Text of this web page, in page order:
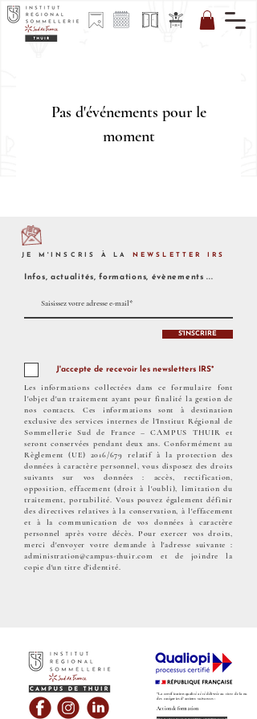
FORMATIONS
Pas d'événements pour le
moment
JE M'INSCRIS À LA NEWSLETTER IRS
Infos, actualités, formations, évènements ...
S'INSCRIRE
J'accepte de recevoir les newsletters IRS*
Les informations collectées dans ce formulaire font
l'objet d'un traitement ayant pour finalité la gestion de
nos contacts. Ces informations sont à destination
exclusive des services internes de l'Institut Régional de
Sommellerie Sud de France – CAMPUS THUIR et
seront conservées pendant deux ans. Conformément au
Règlement (UE) 2016/679 relatif à la protection des
données à caractère personnel, vous disposez des droits
suivants sur vos données : accès, rectification,
opposition, effacement (droit à l'oubli), limitation du
traitement, portabilité. Vous pouvez également définir
des directives relatives à la conservation, à l'effacement
et à la communication de vos données à caractère
personnel après votre décès. Pour exercer vos droits,
merci d'envoyer votre demande à l'adresse suivante :
administration@campus-thuir.com
et de joindre la
copie d'un titre d'identité.
" La certification qualité a été délivrée au titre de la ou
des catégories d'actions suivantes :
Action de formation